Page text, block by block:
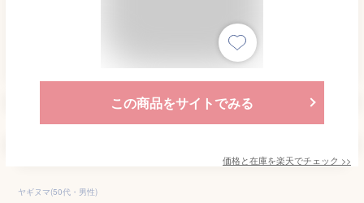
この商品をサイトでみる
価格と在庫を楽天でチェック >>
ヤギヌマ(50代・男性)